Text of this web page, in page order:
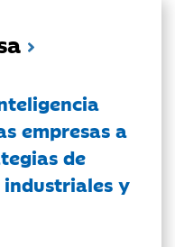
empresas a
de
y